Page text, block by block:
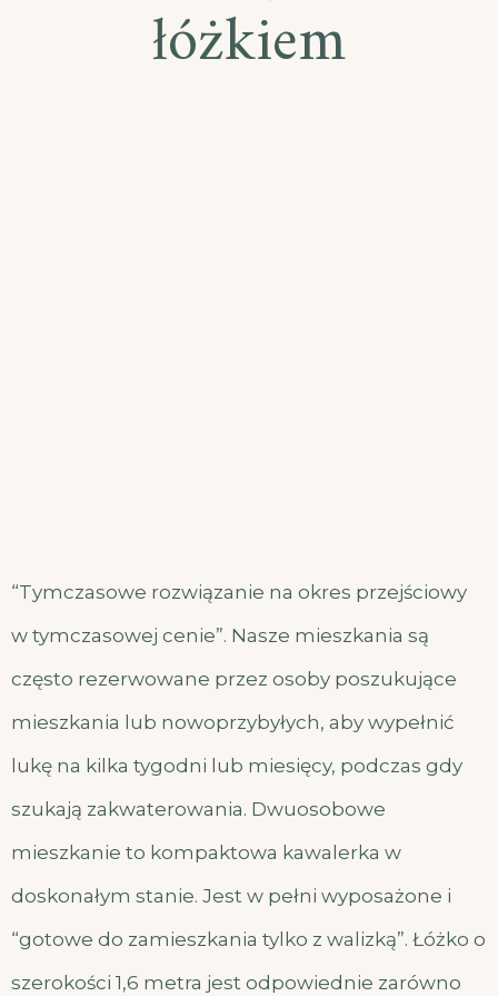
łóżkiem
“Tymczasowe rozwiązanie na okres przejściowy
w tymczasowej cenie”. Nasze mieszkania są
często rezerwowane przez osoby poszukujące
mieszkania lub nowoprzybyłych, aby wypełnić
lukę na kilka tygodni lub miesięcy, podczas gdy
szukają zakwaterowania. Dwuosobowe
mieszkanie to kompaktowa kawalerka w
doskonałym stanie. Jest w pełni wyposażone i
“gotowe do zamieszkania tylko z walizką”. Łóżko o
szerokości 1,6 metra jest odpowiednie zarówno